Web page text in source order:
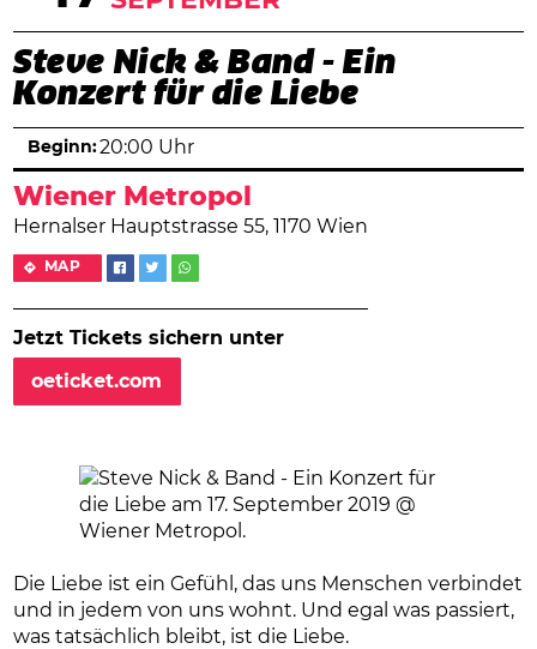
Steve Nick & Band - Ein
Konzert für die Liebe
Wiener Metropol
Hernalser Hauptstrasse 55, 1170 Wien
MAP
Jetzt Tickets sichern unter
oeticket.com
Beginn:20:00 Uhr
Die Liebe ist ein Gefühl, das uns Menschen verbindet
und in jedem von uns wohnt. Und egal was passiert,
was tatsächlich bleibt, ist die Liebe.